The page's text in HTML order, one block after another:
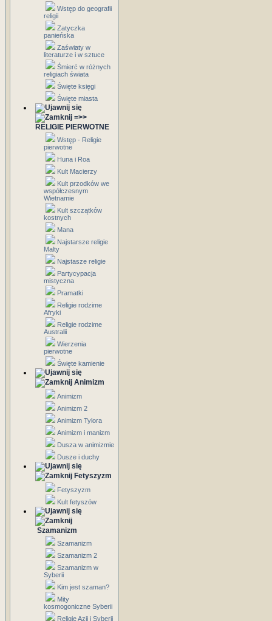
Wstęp do geografii
religii
Zatyczka
panieńska
Zaświaty w
literaturze i w sztuce
Śmierć w różnych
religiach świata
Święte księgi
Święte miasta
=>>
RELIGIE PIERWOTNE
Wstęp - Religie
pierwotne
Huna i Roa
Kult Macierzy
Kult przodków we
współczesnym
Wietnamie
Kult szczątków
kostnych
Mana
Najstarsze religie
Malty
Najstasze religie
Partycypacja
mistyczna
Pramatki
Religie rodzime
Afryki
Religie rodzime
Australii
Wierzenia
pierwotne
Święte kamienie
Animizm
Animizm
Animizm 2
Animizm Tylora
Animizm i manizm
Dusza w animizmie
Dusze i duchy
Fetyszyzm
Fetyszyzm
Kult fetyszów
Szamanizm
Szamanizm
Szamanizm 2
Szamanizm w
Syberii
Kim jest szaman?
Mity
kosmogoniczne Syberii
Religie Azji i Syberii